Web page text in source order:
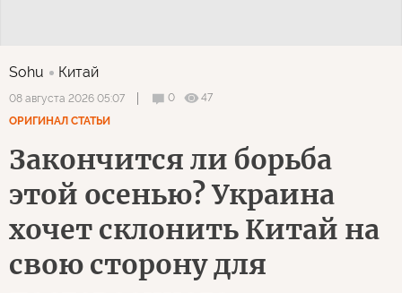
Sohu Китай
08 августа 2026 05:07 0
47
ОРИГИНАЛ СТАТЬИ
Закончится ли борьба
этой осенью? Украина
хочет склонить Китай на
свою сторону для